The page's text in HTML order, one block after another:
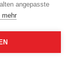
angepasste
mehr
Stuttgart